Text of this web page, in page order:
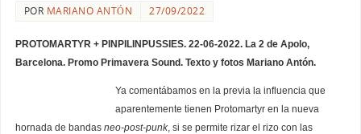
POR MARIANO ANTÓN 27/09/2022
PROTOMARTYR + PINPILINPUSSIES. 22-06-2022. La 2 de Apolo,
Barcelona. Promo Primavera Sound. Texto y fotos Mariano Antón.
Ya comentábamos en la previa la influencia que
aparentemente tienen Protomartyr en la nueva
hornada de bandas neo-post-punk, si se permite rizar el rizo con las